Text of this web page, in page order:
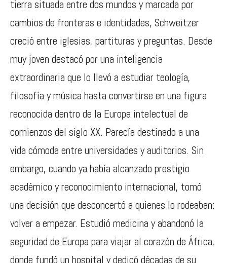
tierra situada entre dos mundos y marcada por
cambios de fronteras e identidades, Schweitzer
creció entre iglesias, partituras y preguntas. Desde
muy joven destacó por una inteligencia
extraordinaria que lo llevó a estudiar teología,
filosofía y música hasta convertirse en una figura
reconocida dentro de la Europa intelectual de
comienzos del siglo XX. Parecía destinado a una
vida cómoda entre universidades y auditorios. Sin
embargo, cuando ya había alcanzado prestigio
académico y reconocimiento internacional, tomó
una decisión que desconcertó a quienes lo rodeaban:
volver a empezar. Estudió medicina y abandonó la
seguridad de Europa para viajar al corazón de África,
donde fundó un hospital y dedicó décadas de su